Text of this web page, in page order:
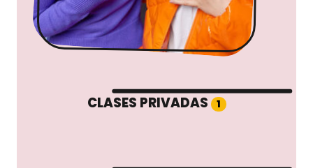
CLASES PRIVADAS 1